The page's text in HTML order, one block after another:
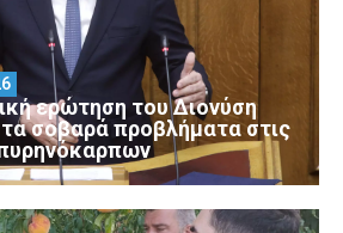
ερώτηση του Διονύση
τα σοβαρά προβλήματα στις